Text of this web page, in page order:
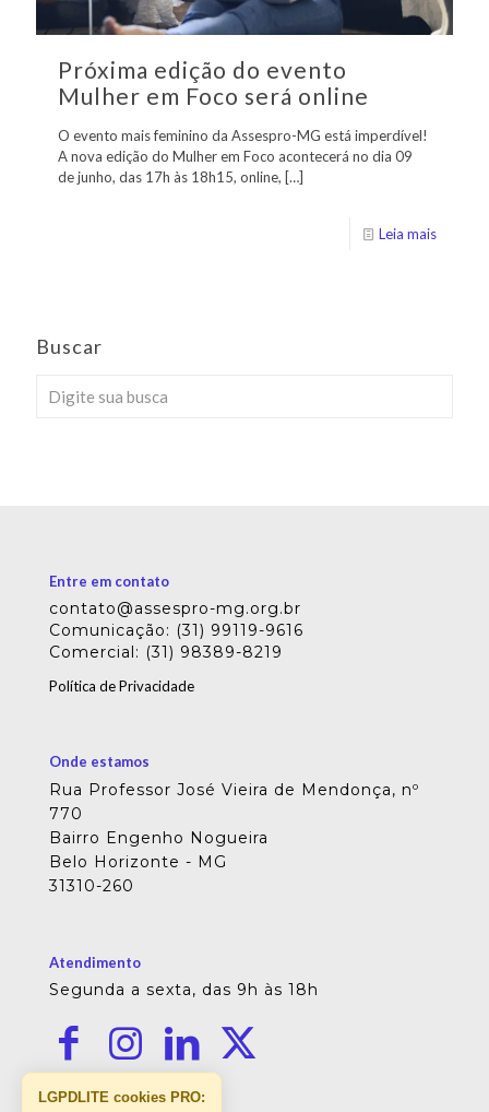
Próxima edição do evento
Mulher em Foco será online
O evento mais feminino da Assespro-MG está imperdível!
A nova edição do Mulher em Foco acontecerá no dia 09
de junho, das 17h às 18h15, online, […]
Leia mais
Buscar
Entre em contato
contato@assespro-mg.org.br
Comunicação: (31) 99119-9616
Comercial: (31) 98389-8219
Política de Privacidade
Onde estamos
Rua Professor José Vieira de Mendonça, nº
770
Bairro Engenho Nogueira
Belo Horizonte - MG
31310-260
Atendimento
Segunda a sexta, das 9h às 18h
LGPDLITE cookies PRO: